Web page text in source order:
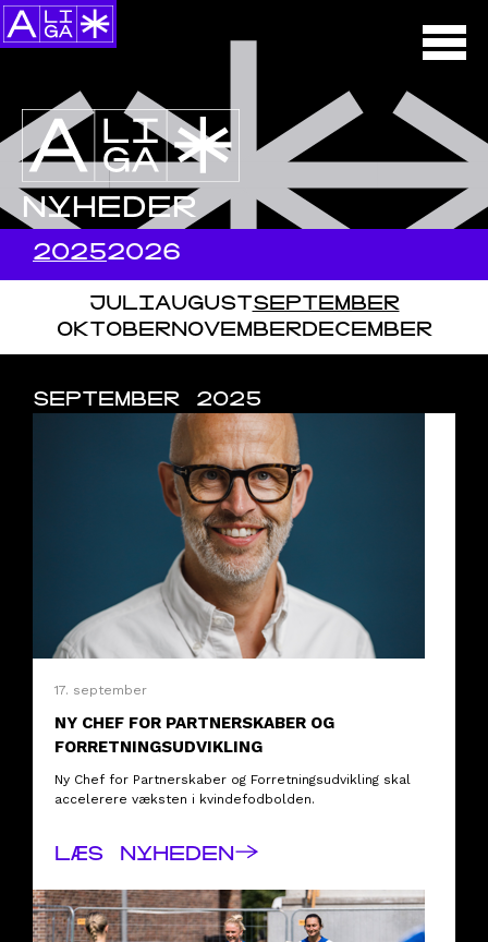
NYHEDER
20252026
JULIAUGUST SEPTEMBER
OKTOBERNOVEMBERDECEMBER
SEPTEMBER 2025
17. september
NY CHEF FOR PARTNERSKABER OG
FORRETNINGSUDVIKLING
Ny Chef for Partnerskaber og Forretningsudvikling skal
accelerere væksten i kvindefodbolden.
LÆS NYHEDEN→